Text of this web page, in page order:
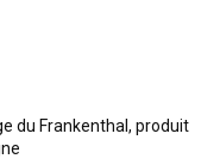
du Frankenthal, produit